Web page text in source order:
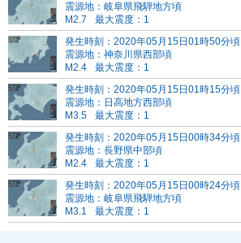
震源地：岐阜県飛騨地方頃
M2.7
最大震度：1
発生時刻：2020年05月15日01時50分頃
震源地：神奈川県西部頃
M2.4
最大震度：1
発生時刻：2020年05月15日01時15分頃
震源地：日高地方西部頃
M3.5
最大震度：1
発生時刻：2020年05月15日00時34分頃
震源地：長野県中部頃
M2.4
最大震度：1
発生時刻：2020年05月15日00時24分頃
震源地：岐阜県飛騨地方頃
M3.1
最大震度：1